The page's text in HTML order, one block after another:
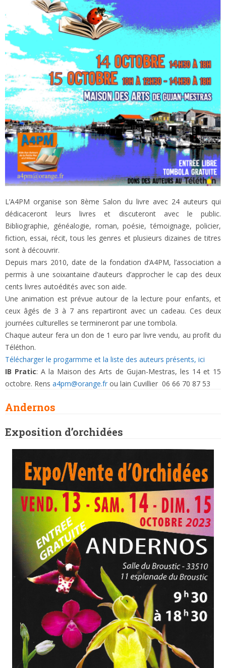
L’A4PM organise son 8ème Salon du livre avec 24 auteurs qui
dédicaceront leurs livres et discuteront avec le public.
Bibliographie, généalogie, roman, poésie, témoignage, policier,
fiction, essai, récit, tous les genres et plusieurs dizaines de titres
sont à découvrir.
Depuis mars 2010, date de la fondation d’A4PM, l’association a
permis à une soixantaine d’auteurs d’approcher le cap des deux
cents livres autoédités avec son aide.
Une animation est prévue autour de la lecture pour enfants, et
ceux âgés de 3 à 7 ans repartiront avec un cadeau. Ces deux
journées culturelles se termineront par une tombola.
Chaque auteur fera un don de 1 euro par livre vendu, au profit du
Téléthon.
Télécharger le progarmme et la liste des auteurs présents, ici
IB Pratic: A la Maison des Arts de Gujan-Mestras, les 14 et 15
octobre. Rens a4pm@orange.frou lain Cuvillier 06 66 70 87 53
Andernos
Exposition d’orchidées